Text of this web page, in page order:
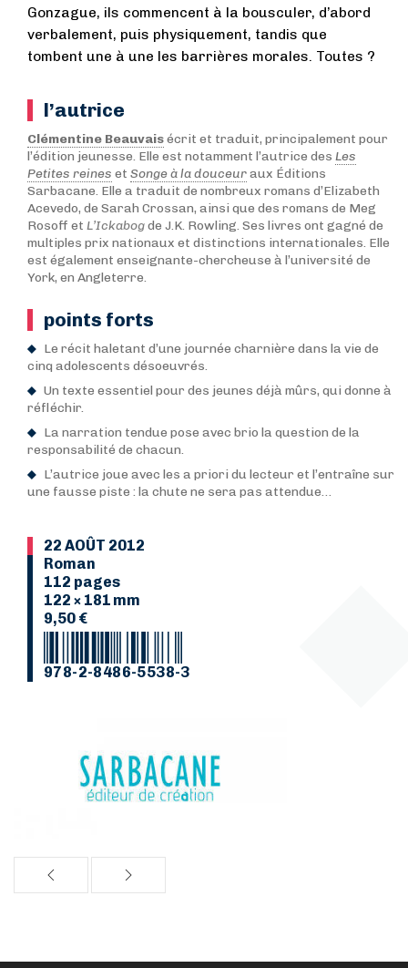
Gonzague, ils commencent à la bousculer, d’abord
verbalement, puis physiquement, tandis que
tombent une à une les barrières morales. Toutes ?
l’autrice
Clémentine Beauvaisécrit et traduit, principalement pour
l’édition jeunesse. Elle est notamment l’autrice des Les
Petites reines et Songe à la douceuraux Éditions
Sarbacane. Elle a traduit de nombreux romans d’Elizabeth
Acevedo, de Sarah Crossan, ainsi que des romans de Meg
Rosoff et L’Ickabogde J.K. Rowling. Ses livres ont gagné de
multiples prix nationaux et distinctions internationales. Elle
est également enseignante-chercheuse à l’université de
York, en Angleterre.
points forts
Le récit haletant d’une journée charnière dans la vie de
cinq adolescents désoeuvrés.
Un texte essentiel pour des jeunes déjà mûrs, qui donne à
réfléchir.
La narration tendue pose avec brio la question de la
responsabilité de chacun.
L’autrice joue avec les a priori du lecteur et l’entraîne sur
une fausse piste : la chute ne sera pas attendue…
22 AOÛT 2012
Roman
112 pages
122 × 181 mm
9,50 €
978-2-8486-5538-3